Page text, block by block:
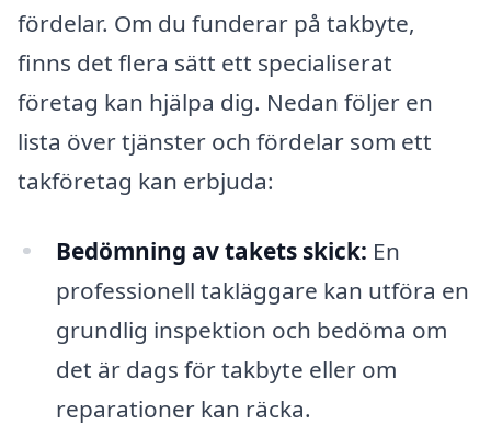
fördelar. Om du funderar på takbyte,
finns det flera sätt ett specialiserat
företag kan hjälpa dig. Nedan följer en
lista över tjänster och fördelar som ett
takföretag kan erbjuda:
Bedömning av takets skick: En
professionell takläggare kan utföra en
grundlig inspektion och bedöma om
det är dags för takbyte eller om
reparationer kan räcka.